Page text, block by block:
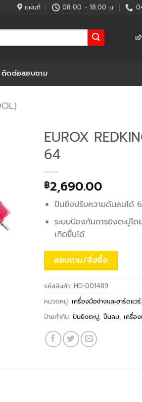
แผ่นที่ 08:00 - 18.00 น.
เ
ติดต่อสอบถาม
EUROX
64
฿2,690.00
ปืนยิงปรับความดันลมได้
ระบบป้องกันการยิงตะปูโ
เกิดขึ้นได้
สอบถาม/สั่งซื้อ
รหัสสินค้า:HD-001489
หมวดหมู่:เครื่องมือช่างและฮาร์ดแวร์
ป้ายกำกับ:ปืนยิงตะปู,ปืนลม,เครื่อ